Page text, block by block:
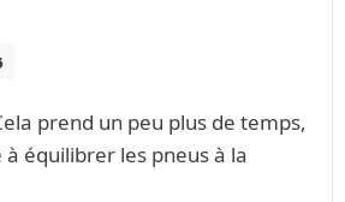
prend un peu plus de temps,
à équilibrer les pneus à la